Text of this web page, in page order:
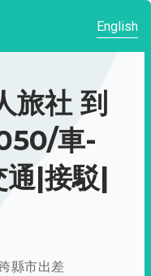
English
旅社 到
車-
|接駁|
縣市出差